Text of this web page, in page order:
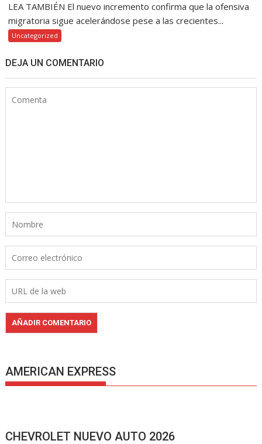
LEA TAMBIÉN El nuevo incremento confirma que la ofensiva
migratoria sigue acelerándose pese a las crecientes...
Uncategorized
DEJA UN COMENTARIO
AMERICAN EXPRESS
CHEVROLET NUEVO AUTO 2026